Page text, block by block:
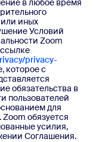
в любое время
или иных
Условий
Zoom
privacy-
которое с
обязательства в
пользователей
для
обязуется
усилия,
Соглашения.